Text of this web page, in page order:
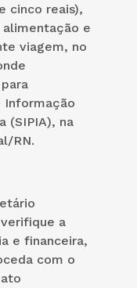
cinco reais),
alimentação e
viagem, no
Informação
(SIPIA), na
RN.
a
e financeira,
com o